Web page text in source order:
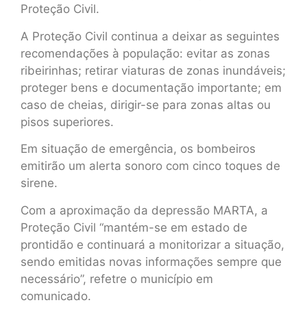
Proteção Civil.
A Proteção Civil continua a deixar as seguintes
recomendações à população: evitar as zonas
ribeirinhas; retirar viaturas de zonas inundáveis;
proteger bens e documentação importante; em
caso de cheias, dirigir-se para zonas altas ou
pisos superiores.
Em situação de emergência, os bombeiros
emitirão um alerta sonoro com cinco toques de
sirene.
Com a aproximação da depressão MARTA, a
Proteção Civil “mantém-se em estado de
prontidão e continuará a monitorizar a situação,
sendo emitidas novas informações sempre que
necessário”, refetre o município em
comunicado.